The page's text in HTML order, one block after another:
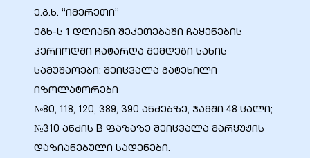
ე.გ.ხ. “იმერეთი”
ეგხ-ს 1 დღიანი შეკეთებაში ჩაყენების
პერიოდში ჩატარდა შემდეგი სახის
სამუშაოები: შეიცვალა გატეხილი
იზოლატორები
№80, 118, 120, 389, 390 ანძებზე, ჯამში 48 ცალი;
№310 ანძის B ფაზაზე შეიცვალა მარყუჟის
დაზიანებული სადენები.